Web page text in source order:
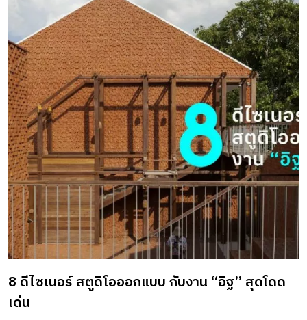
8 ดีไซเนอร์ สตูดิโอออกแบบ กับงาน “อิฐ” สุดโดด
เด่น